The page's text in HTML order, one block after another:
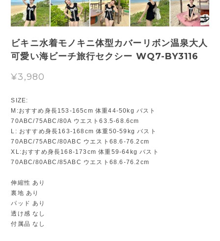
ビキニ水着モノキニ体型カバーリボン温泉大人
可愛い海ビーチ旅行セクシー WQ7-BY3116
¥3,980
SIZE:
M:おすすめ身長153-165cm 体重44-50kg バスト
70ABC/75ABC/80A ウエスト63.5-68.6cm
L: おすすめ身長163-168cm 体重50-59kg バスト
70ABC/75ABC/80ABC ウエスト68.6-76.2cm
XL:おすすめ身長168-173cm 体重59-64kg バスト
70ABC/80ABC/85ABC ウエスト68.6-76.2cm
伸縮性 あり
裏地 あり
パッド あり
透け感 なし
付属品 なし